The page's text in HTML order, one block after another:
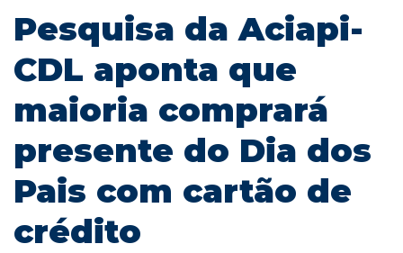
Pesquisa da Aciapi-
CDL aponta que
maioria comprará
presente do Dia dos
Pais com cartão de
crédito